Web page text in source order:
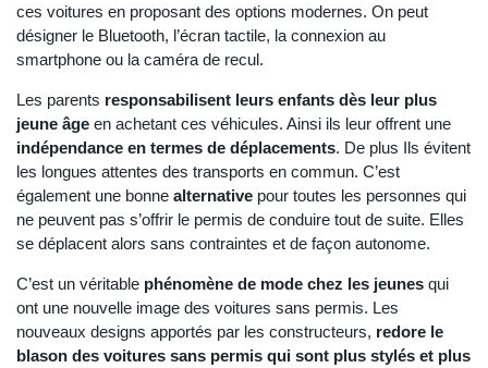
ces voitures en proposant des options modernes. On peut
désigner le Bluetooth, l’écran tactile, la connexion au
smartphone ou la caméra de recul.
Les parents responsabilisent leurs enfants dès leur plus
jeune âge en achetant ces véhicules. Ainsi ils leur offrent une
indépendance en termes de déplacements. De plus Ils évitent
les longues attentes des transports en commun. C’est
également une bonne alternative pour toutes les personnes qui
ne peuvent pas s’offrir le permis de conduire tout de suite. Elles
se déplacent alors sans contraintes et de façon autonome.
C’est un véritable phénomène de mode chez les jeunes qui
ont une nouvelle image des voitures sans permis. Les
nouveaux designs apportés par les constructeurs, redore le
blason des voitures sans permis qui sont plus stylés et plus